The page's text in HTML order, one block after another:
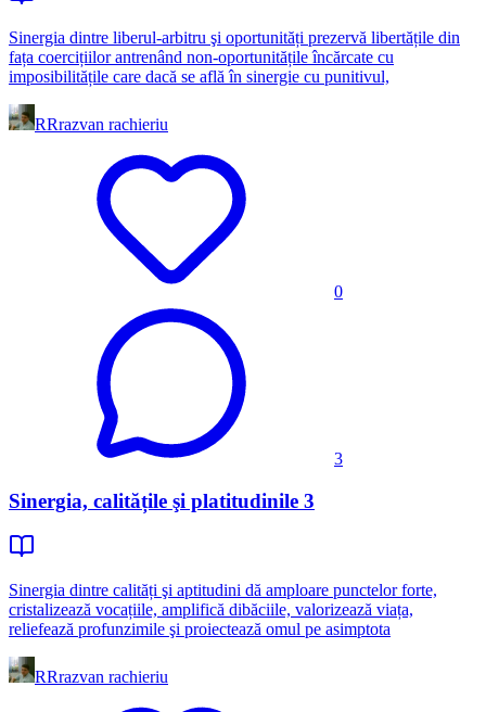
Sinergia dintre liberul-arbitru şi oportunități prezervă libertățile din
fața coercițiilor antrenând non-oportunitățile încărcate cu
imposibilitățile care dacă se află în sinergie cu punitivul,
RRrazvan rachieriu
0
3
Sinergia, calitățile şi platitudinile 3
Sinergia dintre calități şi aptitudini dă amploare punctelor forte,
cristalizează vocațiile, amplifică dibăciile, valorizează viața,
reliefează profunzimile şi proiectează omul pe asimptota
RRrazvan rachieriu